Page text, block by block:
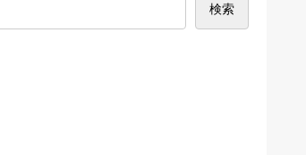
検索